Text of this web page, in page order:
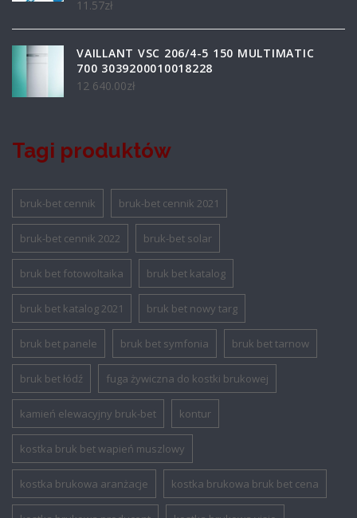
11.57zł
VAILLANT VSC 206/4-5 150 MULTIMATIC
700 3039200010018228
12 640.00zł
Tagi produktów
bruk-bet cennik bruk-bet cennik 2021
bruk-bet cennik 2022 bruk-bet solar
bruk bet fotowoltaika bruk bet katalog
bruk bet katalog 2021 bruk bet nowy targ
bruk bet panele bruk bet symfonia bruk bet tarnow
bruk bet łódź fuga żywiczna do kostki brukowej
kamień elewacyjny bruk-bet kontur
kostka bruk bet wapień muszlowy
kostka brukowa aranżacje kostka brukowa bruk bet cena